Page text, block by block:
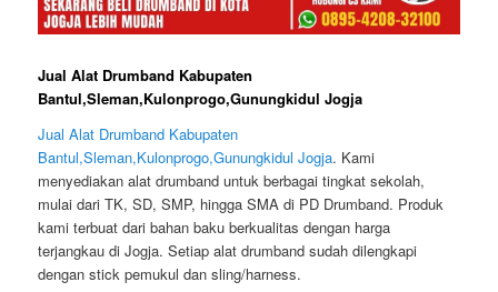
Jual Alat Drumband Kabupaten
Bantul,Sleman,Kulonprogo,Gunungkidul Jogja
Jual Alat Drumband Kabupaten
Bantul,Sleman,Kulonprogo,Gunungkidul Jogja. Kami
menyediakan alat drumband untuk berbagai tingkat sekolah,
mulai dari TK, SD, SMP, hingga SMA di PD Drumband. Produk
kami terbuat dari bahan baku berkualitas dengan harga
terjangkau di Jogja. Setiap alat drumband sudah dilengkapi
dengan stick pemukul dan sling/harness.